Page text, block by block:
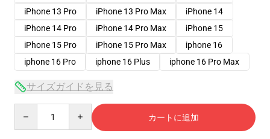
iPhone 13 Pro
iPhone 13 Pro Max
iPhone 14
iPhone 14 Pro
iPhone 14 Pro Max
iPhone 15
iPhone 15 Pro
iPhone 15 Pro Max
iphone 16
iphone 16 Pro
iphone 16 Plus iphone 16 Pro Max
サイズガイドを見る
カートに追加